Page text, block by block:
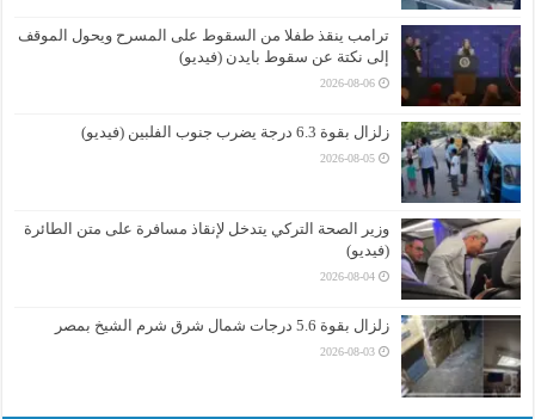
ترامب ينقذ طفلا من السقوط على المسرح ويحول الموقف
إلى نكتة عن سقوط بايدن (فيديو)
2026-08-06
زلزال بقوة 6.3 درجة يضرب جنوب الفلبين (فيديو)
2026-08-05
وزير الصحة التركي يتدخل لإنقاذ مسافرة على متن الطائرة
(فيديو)
2026-08-04
زلزال بقوة 5.6 درجات شمال شرق شرم الشيخ بمصر
2026-08-03